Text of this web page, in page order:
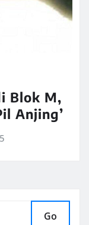
Blok M,
Anjing’
Go